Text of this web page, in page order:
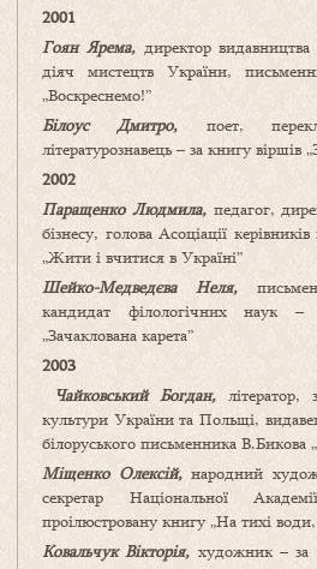
2001
Гоян Ярема, директор
діяч мистецтв України,
„Воскреснемо!”
Білоус Дмитро, поет,
літературознавець – за книгу віршів
2002
Паращенко Людмила, педагог,
бізнесу, голова Асоціації
„Жити і вчитися в Україні”
Шейко-Медведєва Неля,
кандидат філологічних наук –
„Зачаклована карета”
2003
Чайковський Богдан, літератор,
культури України та Польщі,
білоруського письменника В.Бикова
Міщенко Олексій,народний
секретар Національної
проілюстровану книгу „На тихі води,
Ковальчук Вікторія, художник – за